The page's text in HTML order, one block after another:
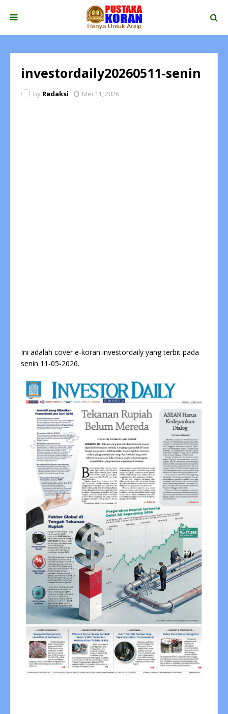
investordaily20260511-senin
by Redaksi Mei 11, 2026
Ini adalah cover e-koran investordaily yang terbit pada
senin 11-05-2026.